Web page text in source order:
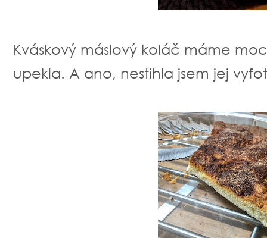
Kváskový máslový koláč máme
upekla. A ano, nestihla jsem jej